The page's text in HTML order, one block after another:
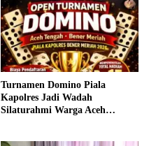
Turnamen Domino Piala
Kapolres Jadi Wadah
Silaturahmi Warga Aceh